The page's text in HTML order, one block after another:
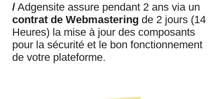
/ Adgensite assure pendant 2 ans via un
contrat de Webmastering de 2 jours (14
Heures) la mise à jour des composants
pour la sécurité et le bon fonctionnement
de votre plateforme.